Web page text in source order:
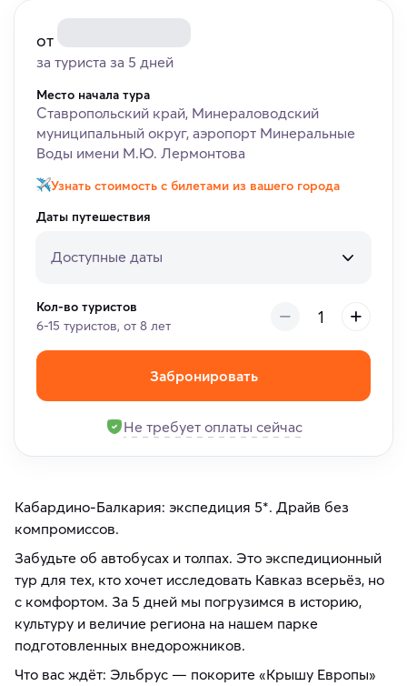
от
за туриста за 5 дней
Место начала тура
Ставропольский край, Минераловодский
муниципальный округ, аэропорт Минеральные
Воды имени М.Ю. Лермонтова
Узнать стоимость с билетами из вашего города
Даты путешествия
Доступные даты
Кол-во туристов
6-15 туристов, от 8 лет
Забронировать
Не требует оплаты сейчас
Кабардино-Балкария: экспедиция 5*. Драйв без
компромиссов.
Забудьте об автобусах и толпах. Это экспедиционный
тур для тех, кто хочет исследовать Кавказ всерьёз, но
с комфортом. За 5 дней мы погрузимся в историю,
культуру и величие региона на нашем парке
подготовленных внедорожников.
Что вас ждёт: Эльбрус — покорите «Крышу Европы»